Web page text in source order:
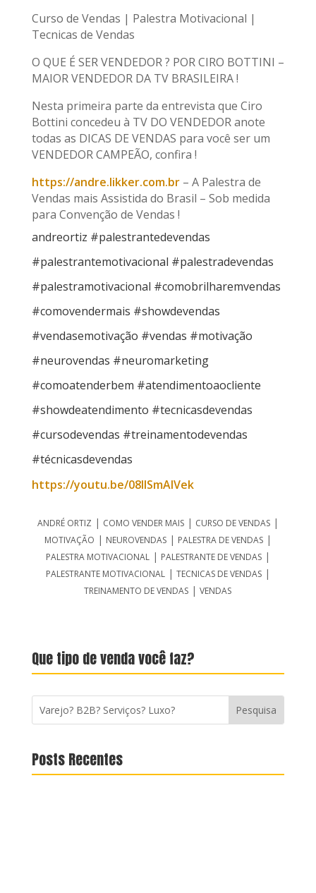
Curso de Vendas | Palestra Motivacional |
Tecnicas de Vendas
O QUE É SER VENDEDOR ? POR CIRO BOTTINI –
MAIOR VENDEDOR DA TV BRASILEIRA !
Nesta primeira parte da entrevista que Ciro
Bottini concedeu à TV DO VENDEDOR anote
todas as DICAS DE VENDAS para você ser um
VENDEDOR CAMPEÃO, confira !
https://andre.likker.com.br– A Palestra de
Vendas mais Assistida do Brasil – Sob medida
para Convenção de Vendas !
andreortiz #palestrantedevendas
#palestrantemotivacional #palestradevendas
#palestramotivacional #comobrilharemvendas
#comovendermais #showdevendas
#vendasemotivação #vendas #motivação
#neurovendas #neuromarketing
#comoatenderbem #atendimentoaocliente
#showdeatendimento #tecnicasdevendas
#cursodevendas #treinamentodevendas
#técnicasdevendas
https://youtu.be/08llSmAlVek
ANDRÉ ORTIZ | COMO VENDER MAIS| CURSO DE VENDAS|
MOTIVAÇÃO | NEUROVENDAS| PALESTRA DE VENDAS|
PALESTRA MOTIVACIONAL| PALESTRANTE DE VENDAS|
PALESTRANTE MOTIVACIONAL| TECNICAS DE VENDAS|
TREINAMENTO DE VENDAS |VENDAS
Que tipo de venda você faz?
Posts Recentes